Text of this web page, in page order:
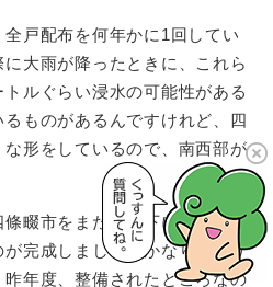
戸配布を何年かに1回してい
大雨が降ったときに、これら
ルぐらい浸水の可能性がある
ものがあるんですけれど、四
形をしているので、南西部が
畷市をまたぐ地下に増補幹線
完成しまして、かなりのエリ
年度、整備されたところなの